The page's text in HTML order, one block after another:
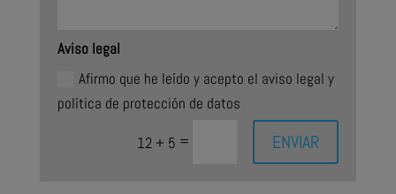
Aviso legal
Afirmo que he leído y acepto el aviso legal y
política de protección de datos
12 + 5 = ENVIAR